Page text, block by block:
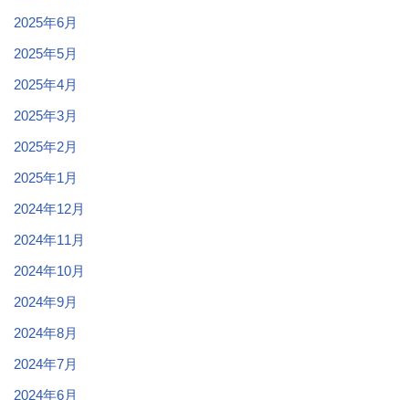
2025年6月
2025年5月
2025年4月
2025年3月
2025年2月
2025年1月
2024年12月
2024年11月
2024年10月
2024年9月
2024年8月
2024年7月
2024年6月